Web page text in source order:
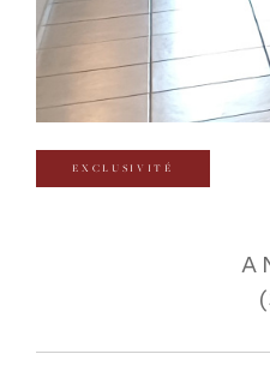
EXCLUSIVITÉ